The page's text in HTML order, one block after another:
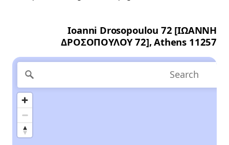
Ioanni Drosopoulou 72 [ΙΩΑΝΝΗ
ΔΡΟΣΟΠΟΥΛΟΥ 72], Athens 11257